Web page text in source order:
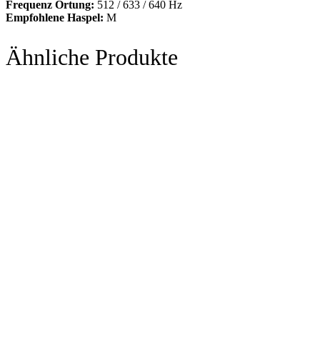
Frequenz Ortung: 512 / 633 / 640 Hz
Empfohlene Haspel: M
Ähnliche Produkte